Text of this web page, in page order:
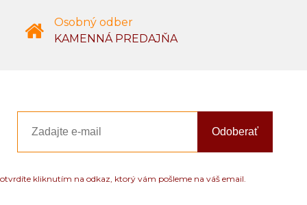
Osobný odber
KAMENNÁ PREDAJŇA
Odoberať
kliknutím na odkaz, ktorý vám pošleme na váš email.